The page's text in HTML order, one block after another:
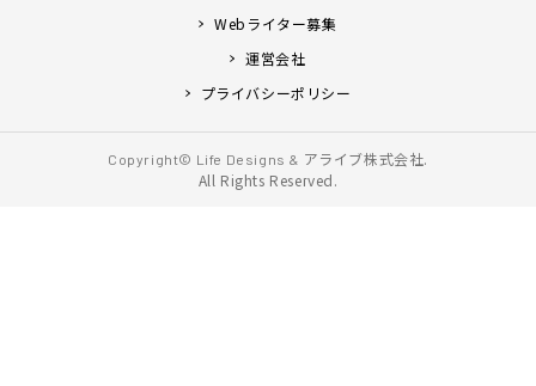
Webライター募集
運営会社
プライバシーポリシー
Copyright© Life Designs & アライブ株式会社.
All Rights Reserved.